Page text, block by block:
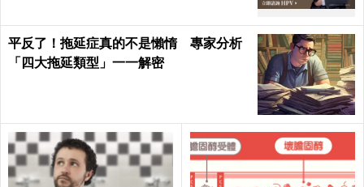
平反了！拖延症真的不是懶惰 專家分析
「四大拖延類型」一一解密